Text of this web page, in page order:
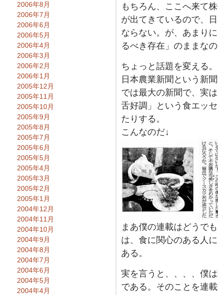
もちろん、ここへ来て
が出てきているので、
ならない。が、あまり
るべき存在」のままな
ちょっと話題を変える。
日本農業新聞という新
では最大の新聞で、実
舌好調」という食エッ
たりする。
こんなのだ↓
まあ僕の連載はどうで
は、食に関心のある人
ある。
実を言うと、、、、僕
である。そのことを連
2006年8月
2006年7月
2006年6月
2006年5月
2006年4月
2006年3月
2006年2月
2006年1月
2005年12月
2005年11月
2005年10月
2005年9月
2005年8月
2005年7月
2005年6月
2005年5月
2005年4月
2005年3月
2005年2月
2005年1月
2004年12月
2004年11月
2004年10月
2004年9月
2004年8月
2004年7月
2004年6月
2004年5月
2004年4月